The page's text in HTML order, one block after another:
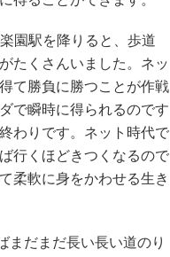
園駅を降りると、歩道
たくさんいました。ネッ
て勝負に勝つことが作戦
で瞬時に得られるのです
わりです。ネット時代で
行くほどきつくなるので
柔軟に身をかわせる生き
だまだ長い長い道のり